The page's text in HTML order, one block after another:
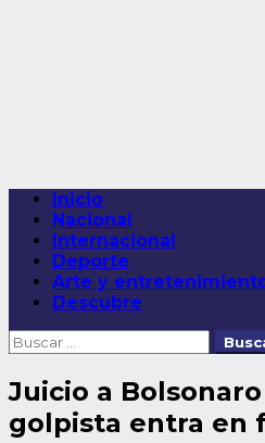
Menú
principal
Inicio
Nacional
Internacional
Deporte
Arte y
Descubre
Buscar:
Juicio a
golpista entra en